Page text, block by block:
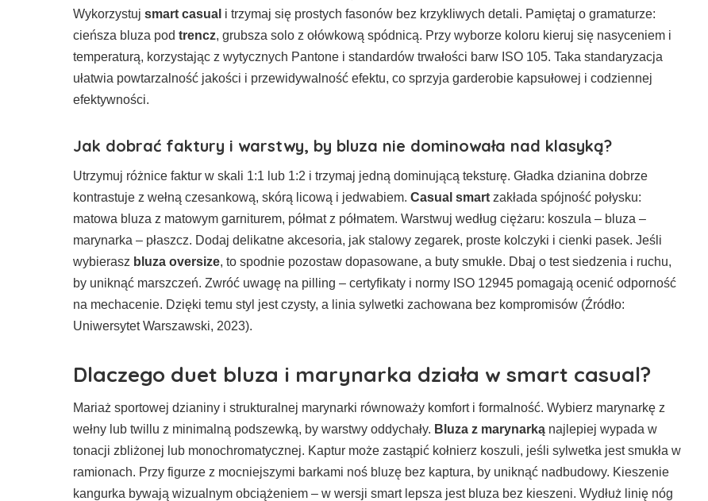
Wykorzystuj smart casual i trzymaj się prostych fasonów bez krzykliwych detali. Pamiętaj o gramaturze:
cieńsza bluza pod trencz, grubsza solo z ołówkową spódnicą. Przy wyborze koloru kieruj się nasyceniem i
temperaturą, korzystając z wytycznych Pantone i standardów trwałości barw ISO 105. Taka standaryzacja
ułatwia powtarzalność jakości i przewidywalność efektu, co sprzyja garderobie kapsułowej i codziennej
efektywności.
Jak dobrać faktury i warstwy, by bluza nie dominowała nad klasyką?
Utrzymuj różnice faktur w skali 1:1 lub 1:2 i trzymaj jedną dominującą teksturę. Gładka dzianina dobrze
kontrastuje z wełną czesankową, skórą licową i jedwabiem. Casual smart zakłada spójność połysku:
matowa bluza z matowym garniturem, półmat z półmatem. Warstwuj według ciężaru: koszula – bluza –
marynarka – płaszcz. Dodaj delikatne akcesoria, jak stalowy zegarek, proste kolczyki i cienki pasek. Jeśli
wybierasz bluza oversize, to spodnie pozostaw dopasowane, a buty smukłe. Dbaj o test siedzenia i ruchu,
by uniknąć marszczeń. Zwróć uwagę na pilling – certyfikaty i normy ISO 12945 pomagają ocenić odporność
na mechacenie. Dzięki temu styl jest czysty, a linia sylwetki zachowana bez kompromisów (Źródło:
Uniwersytet Warszawski, 2023).
Dlaczego duet bluza i marynarka działa w smart casual?
Mariaż sportowej dzianiny i strukturalnej marynarki równoważy komfort i formalność. Wybierz marynarkę z
wełny lub twillu z minimalną podszewką, by warstwy oddychały. Bluza z marynarką najlepiej wypada w
tonacji zbliżonej lub monochromatycznej. Kaptur może zastąpić kołnierz koszuli, jeśli sylwetka jest smukła w
ramionach. Przy figurze z mocniejszymi barkami noś bluzę bez kaptura, by uniknąć nadbudowy. Kieszenie
kangurka bywają wizualnym obciążeniem – w wersji smart lepsza jest bluza bez kieszeni. Wydłuż linię nóg